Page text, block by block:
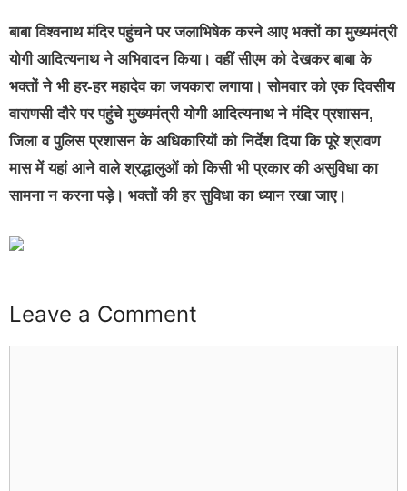
बाबा विश्वनाथ मंदिर पहुंचने पर जलाभिषेक करने आए भक्तों का मुख्यमंत्री
योगी आदित्यनाथ ने अभिवादन किया। वहीं सीएम को देखकर बाबा के
भक्तों ने भी हर-हर महादेव का जयकारा लगाया। सोमवार को एक दिवसीय
वाराणसी दौरे पर पहुंचे मुख्यमंत्री योगी आदित्यनाथ ने मंदिर प्रशासन,
जिला व पुलिस प्रशासन के अधिकारियों को निर्देश दिया कि पूरे श्रावण
मास में यहां आने वाले श्रद्धालुओं को किसी भी प्रकार की असुविधा का
सामना न करना पड़े। भक्तों की हर सुविधा का ध्यान रखा जाए।
Leave a Comment